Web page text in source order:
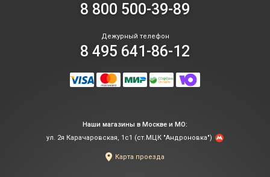
8 800 500-39-89
Дежурный телефон
8 495 641-86-12
Наши магазины в Москве и МО:
ул. 2я Карачаровская, 1с1 (ст.МЦК "Андроновка")
Карта проезда